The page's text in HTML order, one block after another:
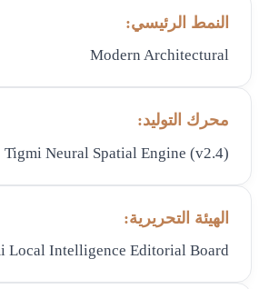
النمط الرئيسي:
Modern Architectural
محرك التوليد:
Tigmi Neural Spatial Engine (v2.4)
الهيئة التحريرية:
Local Intelligence Editorial Board